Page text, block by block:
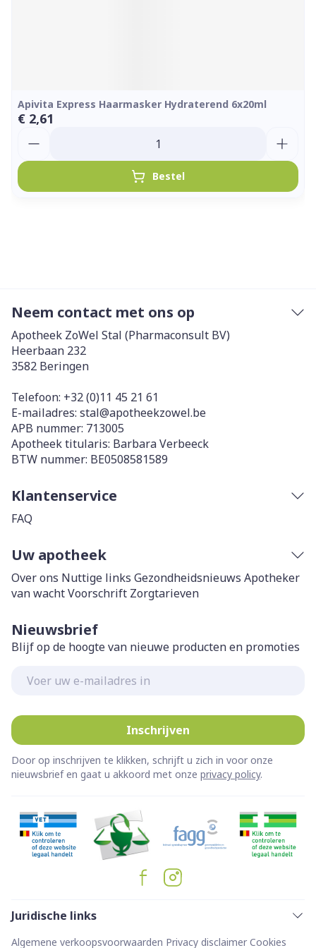
Apivita Express Haarmasker Hydraterend 6x20ml
€ 2,61
Bestel
Neem contact met ons op
Apotheek ZoWel Stal (Pharmaconsult BV)
Heerbaan 232
3582 Beringen
Telefoon: +32 (0)11 45 21 61
E-mailadres: stal@apotheekzowel.be
APB nummer: 713005
Apotheek titularis: Barbara Verbeeck
BTW nummer: BE0508581589
Klantenservice
FAQ
Uw apotheek
Over ons Nuttige links Gezondheidsnieuws Apotheker
van wachtVoorschrift Zorgtarieven
Nieuwsbrief
Blijf op de hoogte van nieuwe producten en promoties
Inschrijven
Door op inschrijven te klikken, schrijft u zich in voor onze
nieuwsbrief en gaat u akkoord met onze privacy policy.
Juridische links
Algemene verkoopsvoorwaarden Privacy disclaimer Cookies